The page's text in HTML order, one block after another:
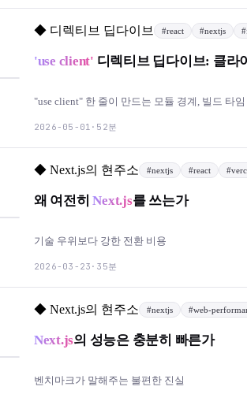
◆ 디렉티브 딥다이브 #react #nextjs #
'use client' 디렉티브 딥다이브: 클라
"use client" 한 줄이 만드는 모듈 경계, 빌드 타
2026-05-01 · 52분
◆ Next.js의 현주소 #nextjs #react #
왜 여전히Next.js를 쓰는가
기술 우위보다 강한 전환 비용
2026-03-23 · 35분
◆ Next.js의 현주소 #nextjs #web-
Next.js의 성능은 충분히 빠른가
벤치마크가 말해주는 불편한 진실